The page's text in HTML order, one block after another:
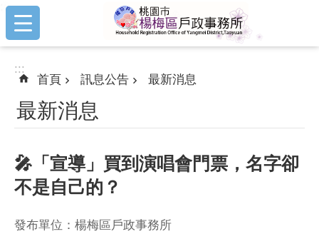
跳到主要內容區塊
:::
:::
首頁 訊息公告 最新消息
最新消息
🎤「宣導」買到演唱會門票，名字卻
不是自己的？
發布單位：楊梅區戶政事務所